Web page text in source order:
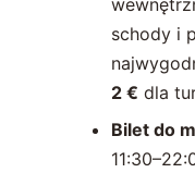
schody i
2 € dla
Bilet do